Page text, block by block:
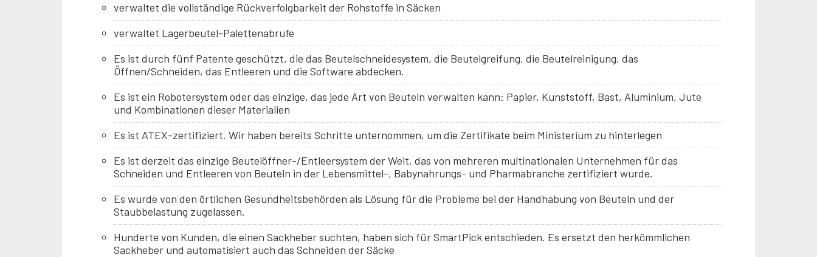
verwaltet die vollständige Rückverfolgbarkeit der Rohstoffe in Säcken
verwaltet Lagerbeutel-Palettenabrufe
Es ist durch fünf Patente geschützt, die das Beutelschneidesystem, die Beutelgreifung, die Beutelreinigung, das
Öffnen/Schneiden, das Entleeren und die Software abdecken.
Es ist ein Robotersystem oder das einzige, das jede Art von Beuteln verwalten kann: Papier, Kunststoff, Bast, Aluminium, Jute
und Kombinationen dieser Materialien
Es ist ATEX-zertifiziert. Wir haben bereits Schritte unternommen, um die Zertifikate beim Ministerium zu hinterlegen
Es ist derzeit das einzige Beutelöffner-/Entleersystem der Welt, das von mehreren multinationalen Unternehmen für das
Schneiden und Entleeren von Beuteln in der Lebensmittel-, Babynahrungs- und Pharmabranche zertifiziert wurde.
Es wurde von den örtlichen Gesundheitsbehörden als Lösung für die Probleme bei der Handhabung von Beuteln und der
Staubbelastung zugelassen.
Hunderte von Kunden, die einen Sackheber suchten, haben sich für SmartPick entschieden. Es ersetzt den herkömmlichen
Sackheber und automatisiert auch das Schneiden der Säcke